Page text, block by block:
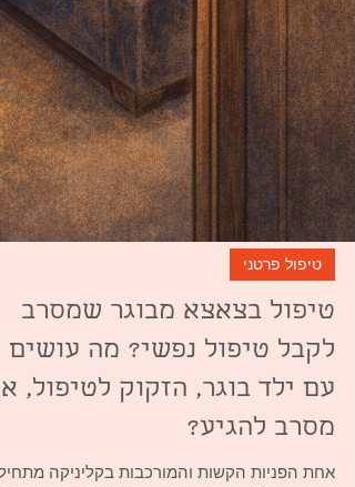
טיפול פרטני
טיפול בצאצא מבוגר שמסרב
לקבל טיפול נפשי? מה עושים